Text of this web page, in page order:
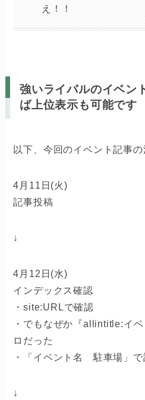
え！！
強いライバルのイベン
ば上位表示も可能です
以下、今回のイベント記事の
4月11日(火)
記事投稿
↓
4月12日(水)
インデックス確認
・site:URLで確認
・でもなぜか『allintitle:イ
ロだった
・「イベント名 駐車場」で
↓